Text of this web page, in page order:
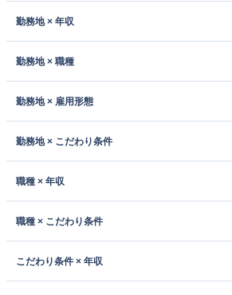
勤務地 × 年収
勤務地 × 職種
勤務地 × 雇用形態
勤務地 × こだわり条件
職種 × 年収
職種 × こだわり条件
こだわり条件 × 年収